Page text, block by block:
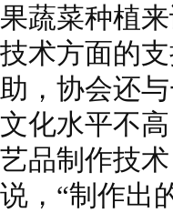
果蔬菜种植
技术方面的
助，协会还与
文化水平不
艺品制作技
说，“制作出